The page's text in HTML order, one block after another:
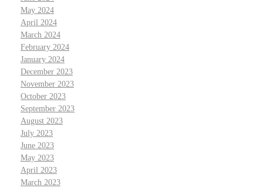
May 2024
April 2024
March 2024
February 2024
January 2024
December 2023
November 2023
October 2023
September 2023
August 2023
July 2023
June 2023
May 2023
April 2023
March 2023